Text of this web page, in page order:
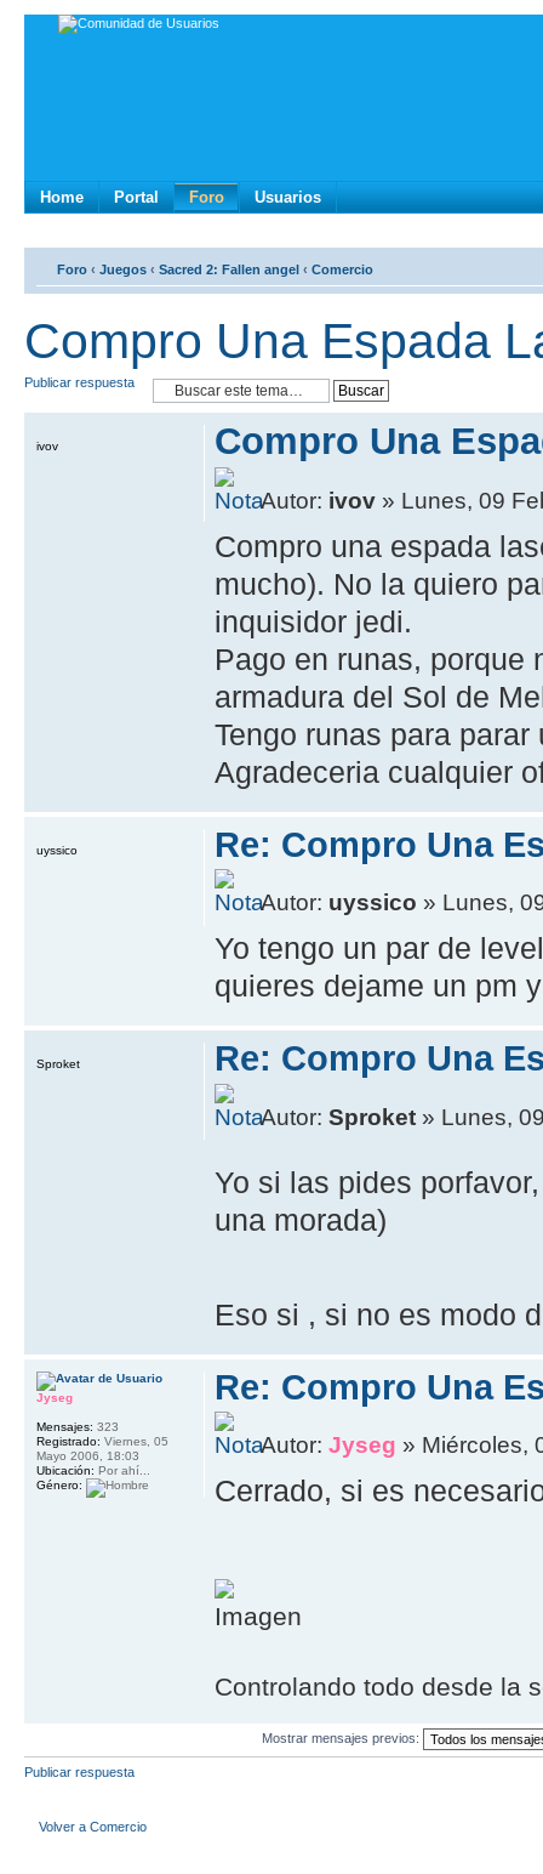
Home Portal Foro Usuarios
Foro ‹ Juegos ‹ Sacred 2: Fallen angel ‹ Comercio
Compro Una Espada
Publicar respuesta
Compro Una
Autor: ivov » Lunes, 09
Compro una espada
mucho). No la quiero
inquisidor jedi.
Pago en runas, porque
armadura del Sol de
Tengo runas para
Agradeceria cualquier
ivov
Re: Compro Una
Autor: uyssico » Lunes,
Yo tengo un par de
quieres dejame un pm
uyssico
Re: Compro Una
Autor:Sproket » Lunes,
Yo si las pides
una morada)
Eso si , si no es modo
Sproket
Re: Compro Una
Autor:Jyseg » Miércoles,
Cerrado, si es
Controlando todo desde la
Jyseg
Mensajes: 323
Registrado: Viernes, 05
Mayo 2006, 18:03
Ubicación: Por ahí...
Género:
Mostrar mensajes previos:
Publicar respuesta
Volver a Comercio